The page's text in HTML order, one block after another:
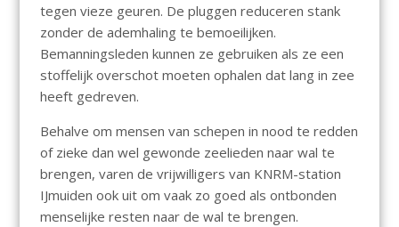
tegen vieze geuren. De pluggen reduceren stank
zonder de ademhaling te bemoeilijken.
Bemanningsleden kunnen ze gebruiken als ze een
stoffelijk overschot moeten ophalen dat lang in zee
heeft gedreven.
Behalve om mensen van schepen in nood te redden
of zieke dan wel gewonde zeelieden naar wal te
brengen, varen de vrijwilligers van KNRM-station
IJmuiden ook uit om vaak zo goed als ontbonden
menselijke resten naar de wal te brengen.